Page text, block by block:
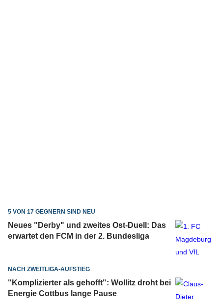
5 VON 17 GEGNERN SIND NEU
Neues "Derby" und zweites Ost-Duell: Das
erwartet den FCM in der 2. Bundesliga
NACH ZWEITLIGA-AUFSTIEG
"Komplizierter als gehofft": Wollitz droht bei
Energie Cottbus lange Pause